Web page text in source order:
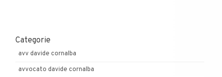
Categorie
avv davide cornalba
avvocato davide cornalba